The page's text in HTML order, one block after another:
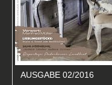
AUSGABE 02/2016